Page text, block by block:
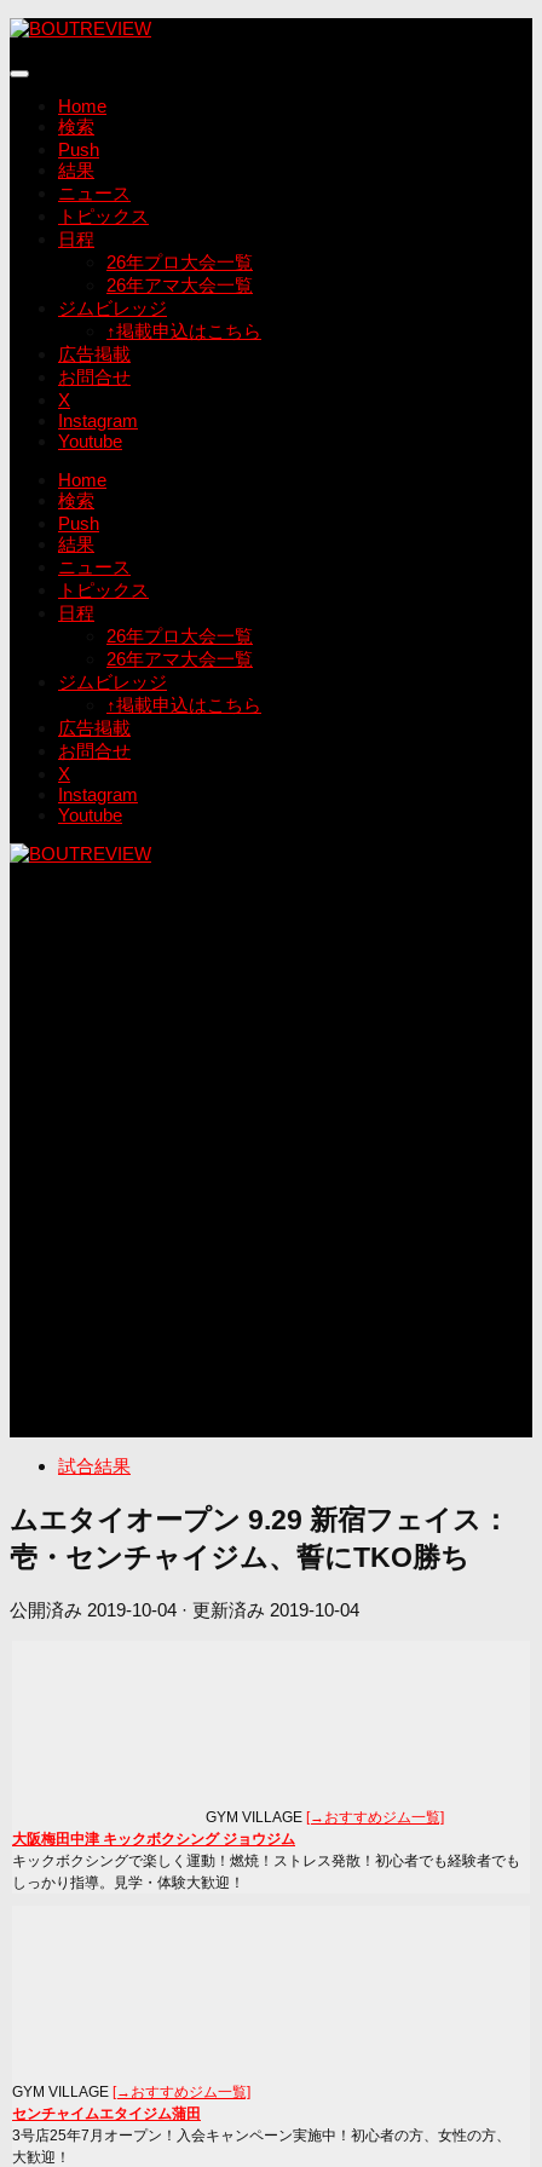
コ
テ
Home
検索
Push
結果
ニュース
トピックス
日程
26年プロ大会一覧
26年アマ大会一覧
ジムビレッジ
↑掲載申込はこちら
広告掲載
お問合せ
X
Instagram
Youtube
Home
検索
Push
結果
ニュース
トピックス
日程
26年プロ大会一覧
26年アマ大会一覧
ジムビレッジ
↑掲載申込はこちら
広告掲載
お問合せ
X
Instagram
Youtube
試合結果
ムエタイオープン 9.29 新宿フェイス：
壱・センチャイジム、誓にTKO勝ち
公開済み 2019-10-04 · 更新済み 2019-10-04
GYM VILLAGE [→おすすめジム一覧]
大阪梅田中津 キックボクシング ジョウジム
キックボクシングで楽しく運動！燃焼！ストレス発散！初心者でも経験者でも
しっかり指導。見学・体験大歓迎！
GYM VILLAGE [→おすすめジム一覧]
センチャイムエタイジム蒲田
3号店25年7月オープン！入会キャンペーン実施中！初心者の方、女性の方、
大歓迎！